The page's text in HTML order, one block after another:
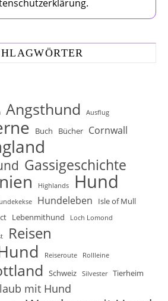
Angsthund Ausflug
Buch Bücher Cornwall
Gassigeschichte
Highlands Hund
Hundeleben Isle of Mull
Lebenmithund Loch Lomond
Reisen
Reiseroute Rollleine
Schweiz Silvester Tierheim
mit Hund